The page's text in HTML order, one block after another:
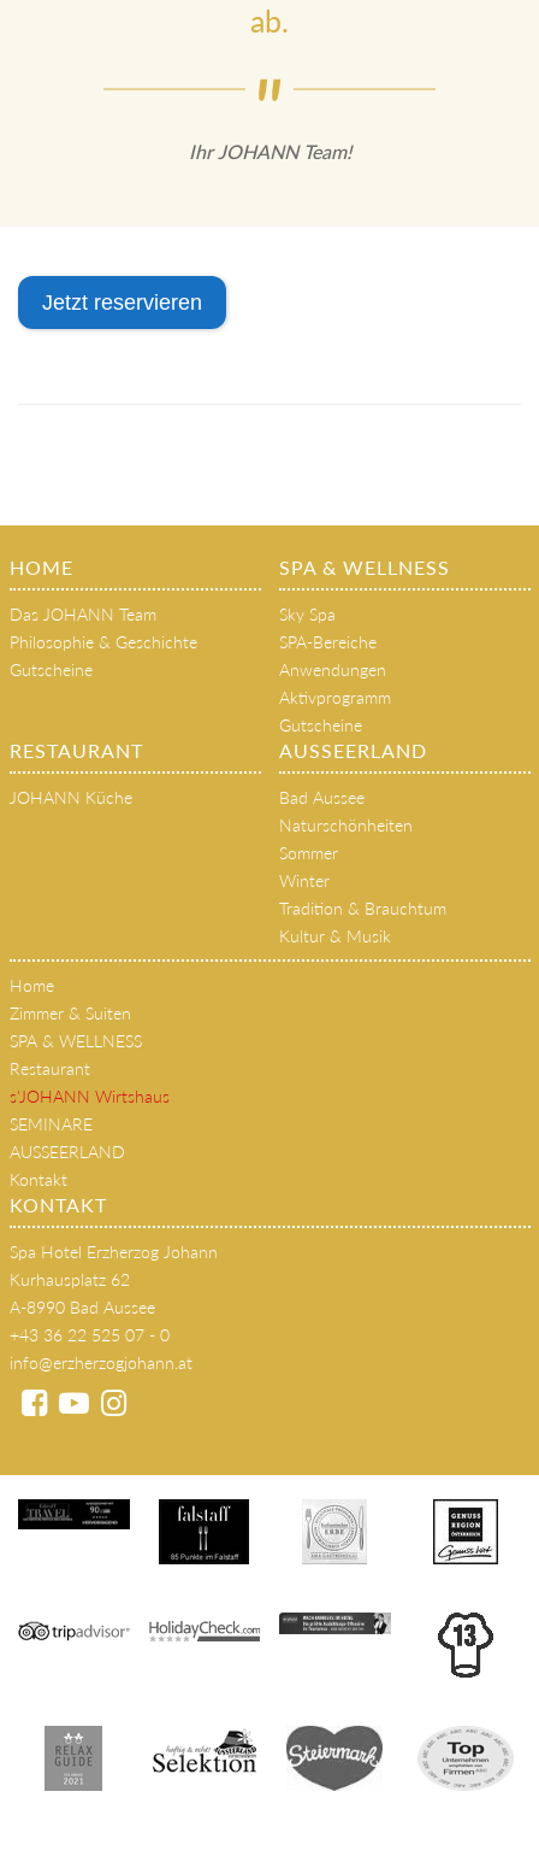
Angebot ab.
Ihr JOHANN Team!
Jetzt reservieren
HOME
Das JOHANN Team
Philosophie & Geschichte
Gutscheine
SPA & WELLNESS
Sky Spa
SPA-Bereiche
Anwendungen
Aktivprogramm
Gutscheine
RESTAURANT
JOHANN Küche
AUSSEERLAND
Bad Aussee
Naturschönheiten
Sommer
Winter
Tradition & Brauchtum
Kultur & Musik
Home
Zimmer & Suiten
SPA & WELLNESS
Restaurant
s'JOHANN Wirtshaus
SEMINARE
AUSSEERLAND
Kontakt
KONTAKT
Spa Hotel Erzherzog Johann
Kurhausplatz 62
A-8990 Bad Aussee
+43 36 22 525 07 - 0
info@erzherzogjohann.at